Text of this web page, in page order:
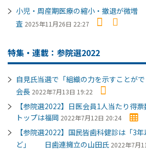
小児・周産期医療の縮小・撤退が微
査 2025年11月26日 22:27
特集・連載：参院選2022
自見氏当選で「組織の力を示すこと
会長 2022年7月13日 19:22
【参院選2022】日医会員1人当たり
トップは福岡 2022年7月12日 20:24
【参院選2022】国民皆歯科健診は「3
ど」 日歯連擁立の山田氏 2022年7月